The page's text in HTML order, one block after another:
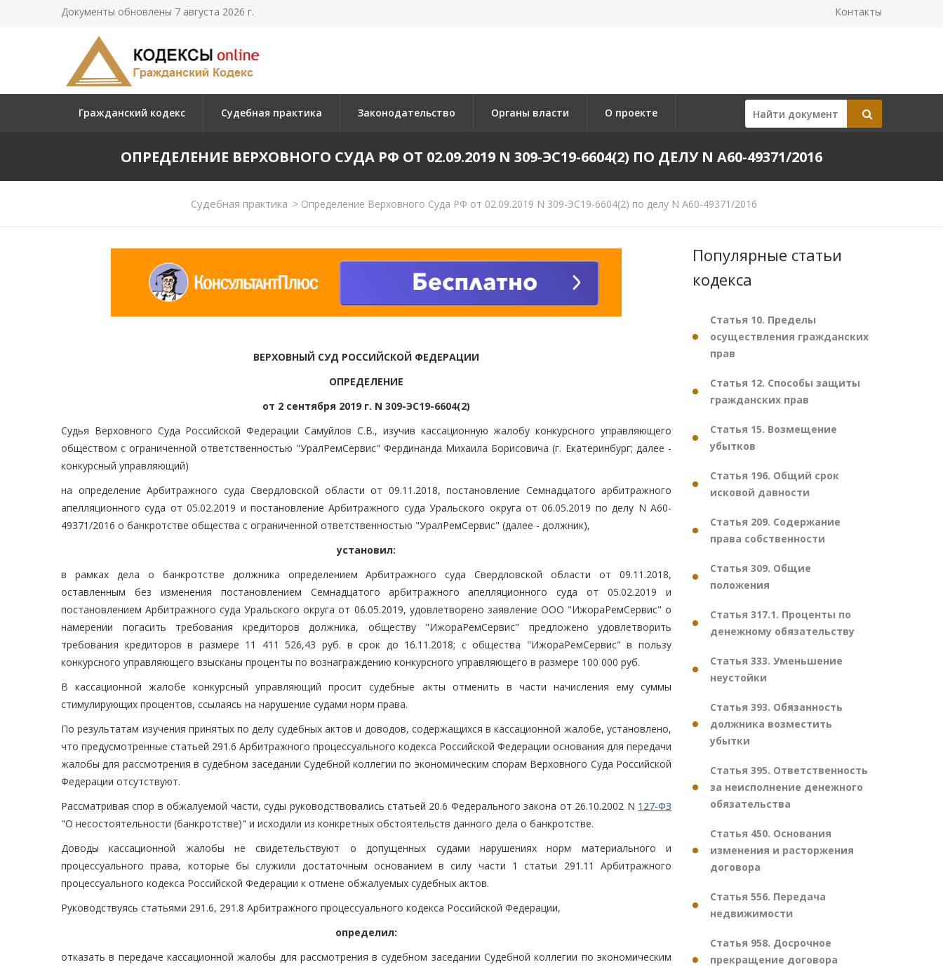
Документы обновлены 7 августа 2026 г. Контакты
Гражданский кодекс Судебная практика Законодательство Органы власти О проекте
ОПРЕДЕЛЕНИЕ ВЕРХОВНОГО СУДА РФ ОТ 02.09.2019 N 309-ЭС19-6604(2) ПО ДЕЛУ N А60-49371/2016
Судебная практика > Определение Верховного Суда РФ от 02.09.2019 N 309-ЭС19-6604(2) по делу N А60-49371/2016
ВЕРХОВНЫЙ СУД РОССИЙСКОЙ ФЕДЕРАЦИИ
ОПРЕДЕЛЕНИЕ
от 2 сентября 2019 г. N 309-ЭС19-6604(2)
Судья Верховного Суда Российской Федерации Самуйлов С.В., изучив кассационную жалобу конкурсного управляющего
обществом с ограниченной ответственностью "УралРемСервис" Фердинанда Михаила Борисовича (г. Екатеринбург; далее -
конкурсный управляющий)
на определение Арбитражного суда Свердловской области от 09.11.2018, постановление Семнадцатого арбитражного
апелляционного суда от 05.02.2019 и постановление Арбитражного суда Уральского округа от 06.05.2019 по делу N А60-
49371/2016 о банкротстве общества с ограниченной ответственностью "УралРемСервис" (далее - должник),
установил:
в рамках дела о банкротстве должника определением Арбитражного суда Свердловской области от 09.11.2018,
оставленным без изменения постановлением Семнадцатого арбитражного апелляционного суда от 05.02.2019 и
постановлением Арбитражного суда Уральского округа от 06.05.2019, удовлетворено заявление ООО "ИжораРемСервис" о
намерении погасить требования кредиторов должника, обществу "ИжораРемСервис" предложено удовлетворить
требования кредиторов в размере 11 411 526,43 руб. в срок до 16.11.2018; с общества "ИжораРемСервис" в пользу
конкурсного управляющего взысканы проценты по вознаграждению конкурсного управляющего в размере 100 000 руб.
В кассационной жалобе конкурсный управляющий просит судебные акты отменить в части начисления ему суммы
стимулирующих процентов, ссылаясь на нарушение судами норм права.
По результатам изучения принятых по делу судебных актов и доводов, содержащихся в кассационной жалобе, установлено,
что предусмотренные статьей 291.6 Арбитражного процессуального кодекса Российской Федерации основания для передачи
жалобы для рассмотрения в судебном заседании Судебной коллегии по экономическим спорам Верховного Суда Российской
Федерации отсутствуют.
Рассматривая спор в обжалуемой части, суды руководствовались статьей 20.6 Федерального закона от 26.10.2002 N 127-ФЗ
"О несостоятельности (банкротстве)" и исходили из конкретных обстоятельств данного дела о банкротстве.
Доводы кассационной жалобы не свидетельствуют о допущенных судами нарушениях норм материального и
процессуального права, которые бы служили достаточным основанием в силу части 1 статьи 291.11 Арбитражного
процессуального кодекса Российской Федерации к отмене обжалуемых судебных актов.
Руководствуясь статьями 291.6, 291.8 Арбитражного процессуального кодекса Российской Федерации,
определил:
отказать в передаче кассационной жалобы для рассмотрения в судебном заседании Судебной коллегии по экономическим
Популярные статьи
кодекса
Статья 10. Пределы
осуществления гражданских
прав
Статья 12. Способы защиты
гражданских прав
Статья 15. Возмещение
убытков
Статья 196. Общий срок
исковой давности
Статья 209. Содержание
права собственности
Статья 309. Общие
положения
Статья 317.1. Проценты по
денежному обязательству
Статья 333. Уменьшение
неустойки
Статья 393. Обязанность
должника возместить
убытки
Статья 395. Ответственность
за неисполнение денежного
обязательства
Статья 450. Основания
изменения и расторжения
договора
Статья 556. Передача
недвижимости
Статья 958. Досрочное
прекращение договора